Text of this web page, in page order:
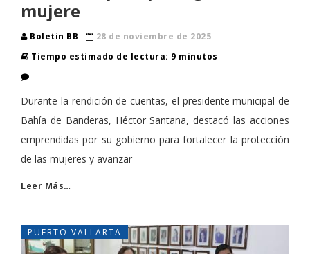
mujere
Boletin BB
28 de noviembre de 2025
Tiempo estimado de lectura: 9 minutos
Durante la rendición de cuentas, el presidente municipal de
Bahía de Banderas, Héctor Santana, destacó las acciones
emprendidas por su gobierno para fortalecer la protección
de las mujeres y avanzar
Leer Más…
PUERTO VALLARTA